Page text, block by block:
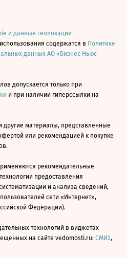
и данные геолокации
содержатся в Политике
данных АО «Бизнес Ньюс
допускается только при
и при наличии гиперссылки на
другие материалы, представленные
или рекомендацией к покупке
рекомендательные
предоставления
и анализа сведений,
сети «Интернет»,
Федерации).
технологий в виджетах
на сайте vedomosti.ru: СМИ2,